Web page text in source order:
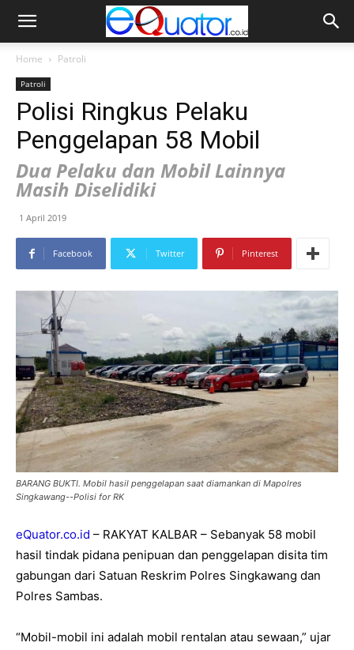
Home Patroli
Patroli
Polisi Ringkus Pelaku
Penggelapan 58 Mobil
Dua Pelaku dan Mobil Lainnya
Masih Diselidiki
1 April 2019
Facebook Twitter Pinterest
BARANG BUKTI. Mobil hasil penggelapan saat diamankan di Mapolres
Singkawang--Polisi for RK
eQuator.co.id – RAKYAT KALBAR – Sebanyak 58 mobil
hasil tindak pidana penipuan dan penggelapan disita tim
gabungan dari Satuan Reskrim Polres Singkawang dan
Polres Sambas.
“Mobil-mobil ini adalah mobil rentalan atau sewaan,” ujar